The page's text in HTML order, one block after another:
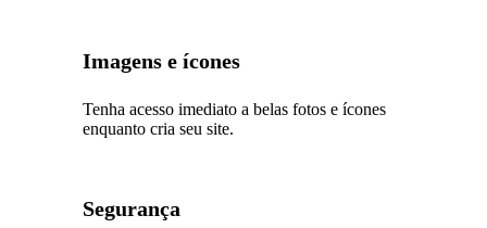
Imagens e ícones
Tenha acesso imediato a belas fotos e ícones
enquanto cria seu site.
Segurança